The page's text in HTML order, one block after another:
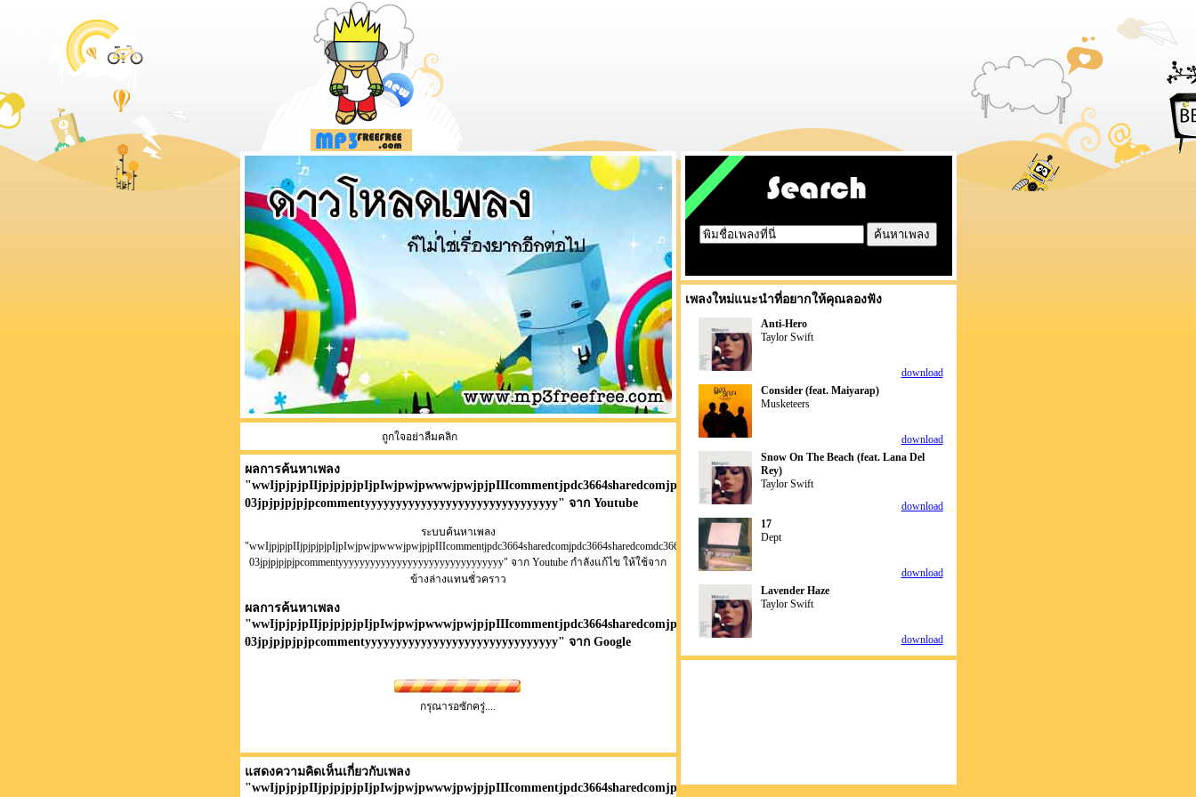
เพลงใหม่แนะนำที่อยากให้คุณลองฟัง
Anti-Hero
Taylor Swift
download
Consider (feat. Maiyarap)
Musketeers
download
Snow On The Beach (feat. Lana Del
Rey)
Taylor Swift
download
17
Dept
download
Lavender Haze
Taylor Swift
download
ถูกใจอย่าลืมคลิก
ผลการค้นหาเพลง
"
03jpjpjpjpjpcommentyyyyyyyyyyyyyyyyyyyyyyyyyyyyyyy" จาก Youtube
ระบบค้นหาเพลง
"wwIjpjpjpIIjpjpjpjpIjpIwjpwjpwwwjpwjpjpIIIcommentjpdc3664sharedcomjpdc3664sharedcomdc3664sharedcomdc3664sharedcomdc3664sharedcomdc3664sharedcomdc3664sharedcomcommentjpimagejpjpmidi
03jpjpjpjpjpcommentyyyyyyyyyyyyyyyyyyyyyyyyyyyyyyy" จาก Youtube กำลังแก้ไข ให้ใช้จาก
ข้างล่างแทนชั่วคราว
ผลการค้นหาเพลง
"
03jpjpjpjpjpcommentyyyyyyyyyyyyyyyyyyyyyyyyyyyyyyy" จาก Google
กรุณารอซักครู่....
แสดงความคิดเห็นเกี่ยวกับเพลง
"